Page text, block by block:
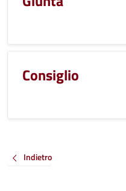
Consiglio
Indietro